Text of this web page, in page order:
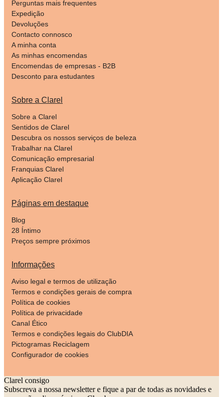
Perguntas mais frequentes
Expedição
Devoluções
Contacto connosco
A minha conta
As minhas encomendas
Encomendas de empresas - B2B
Desconto para estudantes
Sobre a Clarel
Sobre a Clarel
Sentidos de Clarel
Descubra os nossos serviços de beleza
Trabalhar na Clarel
Comunicação empresarial
Franquias Clarel
Aplicação Clarel
Páginas em destaque
Blog
28 Íntimo
Preços sempre próximos
Informações
Aviso legal e termos de utilização
Termos e condições gerais de compra
Política de cookies
Política de privacidade
Canal Ético
Termos e condições legais do ClubDIA
Pictogramas Reciclagem
Configurador de cookies
Clarel consigo
Subscreva a nossa newsletter e fique a par de todas as novidades e